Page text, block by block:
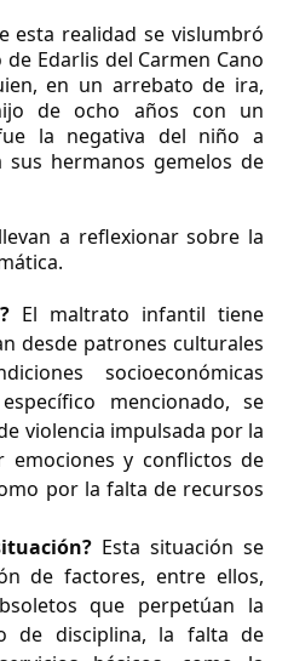
esta realidad se vislumbró
Edarlis del Carmen Cano
en un arrebato de ira,
de ocho años con un
la negativa del niño a
hermanos gemelos de
a reflexionar sobre la
El maltrato infantil tiene
desde patrones culturales
socioeconómicas
mencionado, se
violencia impulsada por la
emociones y conflictos de
por la falta de recursos
Esta situación se
de factores, entre ellos,
que perpetúan la
de disciplina, la falta de